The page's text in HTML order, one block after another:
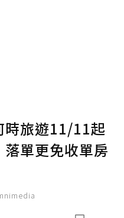
確認送出
時旅遊11/11起
單更免收單房